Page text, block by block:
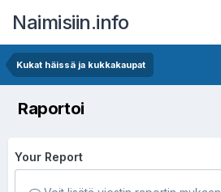
Naimisiin.info
Kukat häissä ja kukkakaupat
Raportoi
Your Report